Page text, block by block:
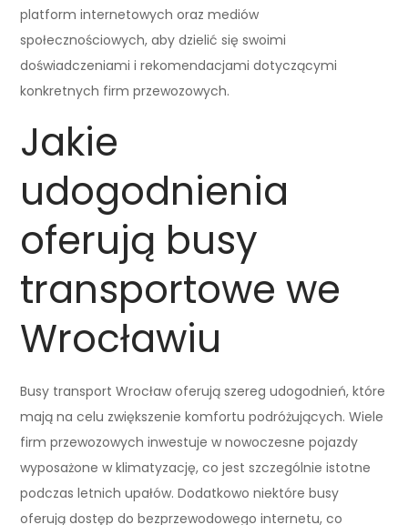
platform internetowych oraz mediów
społecznościowych, aby dzielić się swoimi
doświadczeniami i rekomendacjami dotyczącymi
konkretnych firm przewozowych.
Jakie
udogodnienia
oferują busy
transportowe we
Wrocławiu
Busy transport Wrocław oferują szereg udogodnień, które
mają na celu zwiększenie komfortu podróżujących. Wiele
firm przewozowych inwestuje w nowoczesne pojazdy
wyposażone w klimatyzację, co jest szczególnie istotne
podczas letnich upałów. Dodatkowo niektóre busy
oferują dostęp do bezprzewodowego internetu, co